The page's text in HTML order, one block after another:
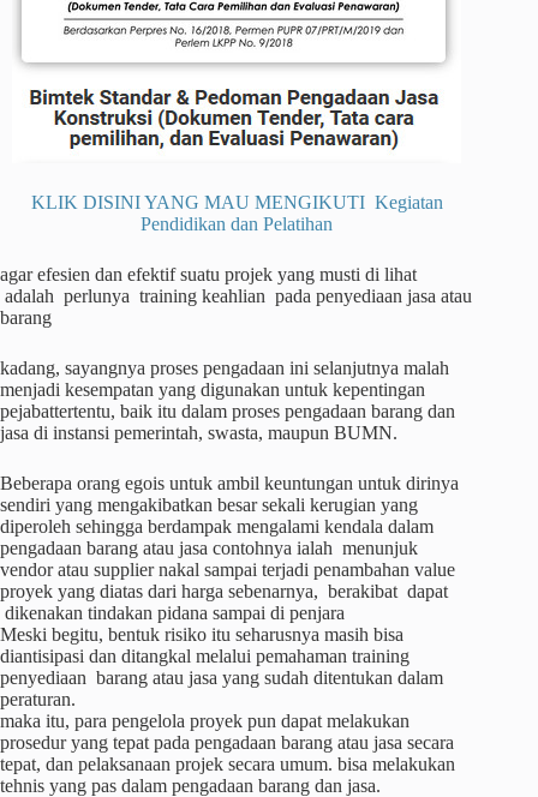
KLIK DISINI YANG MAU MENGIKUTI Kegiatan
Pendidikan dan Pelatihan
agar efesien dan efektif suatu projek yang musti di lihat
adalah perlunya training keahlian pada penyediaan jasa atau
barang
kadang, sayangnya proses pengadaan ini selanjutnya malah
menjadi kesempatan yang digunakan untuk kepentingan
pejabattertentu, baik itu dalam proses pengadaan barang dan
jasa di instansi pemerintah, swasta, maupun BUMN.
Beberapa orang egois untuk ambil keuntungan untuk dirinya
sendiri yang mengakibatkan besar sekali kerugian yang
diperoleh sehingga berdampak mengalami kendala dalam
pengadaan barang atau jasa contohnya ialah menunjuk
vendor atau supplier nakal sampai terjadi penambahan value
proyek yang diatas dari harga sebenarnya, berakibat dapat
dikenakan tindakan pidana sampai di penjara
Meski begitu, bentuk risiko itu seharusnya masih bisa
diantisipasi dan ditangkal melalui pemahaman training
penyediaan barang atau jasa yang sudah ditentukan dalam
peraturan.
maka itu, para pengelola proyek pun dapat melakukan
prosedur yang tepat pada pengadaan barang atau jasa secara
tepat, dan pelaksanaan projek secara umum. bisa melakukan
tehnis yang pas dalam pengadaan barang dan jasa.